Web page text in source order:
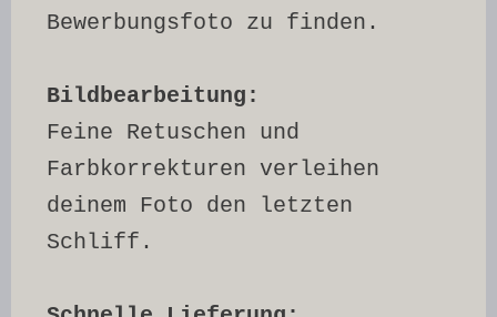
Bewerbungsfoto zu finden.
Bildbearbeitung:
Feine Retuschen und
Farbkorrekturen verleihen
deinem Foto den letzten
Schliff.